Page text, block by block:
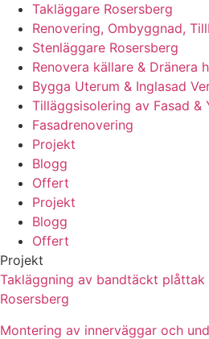
Takläggare Rosersberg
Renovering, Ombyggnad,
Stenläggare Rosersberg
Renovera källare & Dränera
Bygga Uterum & Inglasad
Tilläggsisolering av Fasad &
Fasadrenovering
Projekt
Blogg
Offert
Projekt
Blogg
Offert
Projekt
Takläggning av bandtäckt plåttak
Rosersberg
Montering av innerväggar och